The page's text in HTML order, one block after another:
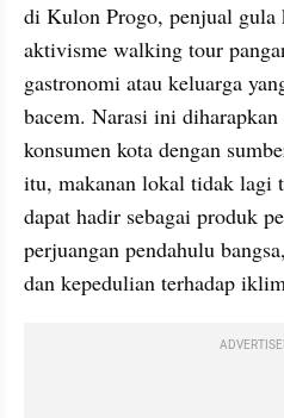
di Kulon Progo, penjual
aktivisme walking tour
gastronomi atau keluarga
bacem. Narasi ini
konsumen kota dengan
itu, makanan lokal tidak lagi
dapat hadir sebagai produk
perjuangan pendahulu
dan kepedulian terhadap